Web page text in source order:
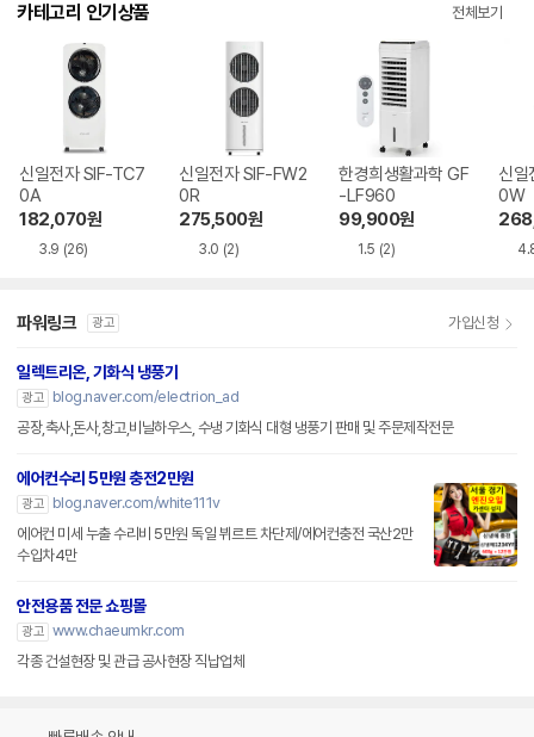
카테고리 인기상품 전체보기
신일전자 SIF-TC7
0A
182,070원
3.9 (26)
신일전자 SIF-FW2
0R
275,500원
3.0 (2)
한경희생활과학 GF
-LF960
99,900원
1.5 (2)
신
0W
파워링크 광고 가입신청
일렉트리온, 기화식 냉풍기
광고
blog.naver.com/electrion_ad
공장,축사,돈사,창고,비닐하우스, 수냉 기화식 대형 냉풍기 판매 및 주문제작전문
에어컨수리 5만원 충전2만원
광고
blog.naver.com/white111v
에어컨 미세 누출 수리비 5만원 독일 뷔르트 차단제/에어컨충전 국산2만
수입차4만
안전용품 전문 쇼핑몰
광고 www.chaeumkr.com
각종 건설현장 및 관급 공사현장 직납업체